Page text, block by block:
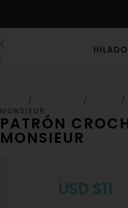
/ /
/
MONSIEUR
PATRÓN
MONSIEUR
USD $11